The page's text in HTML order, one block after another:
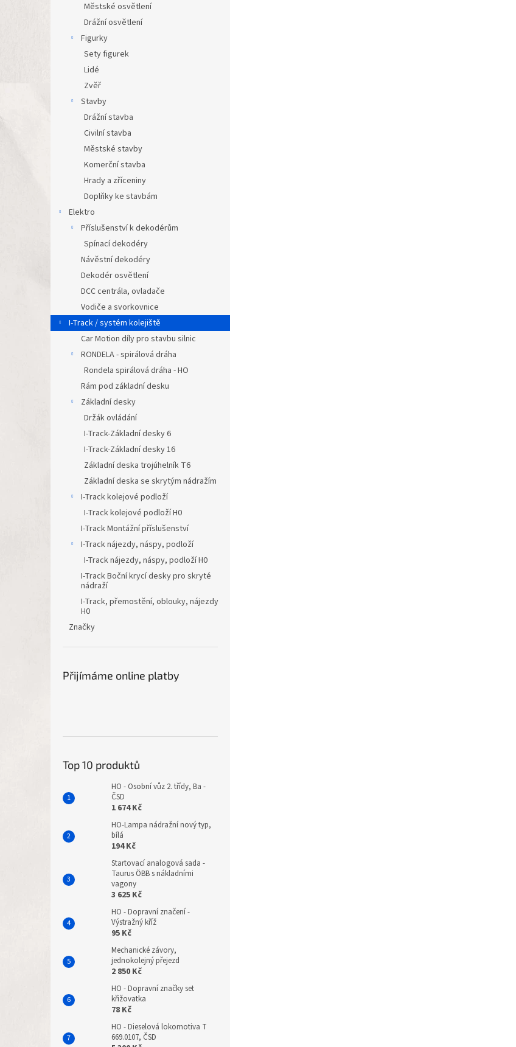
Městské osvětlení
Drážní osvětlení
Figurky
Sety figurek
Lidé
Zvěř
Stavby
Drážní stavba
Civilní stavba
Městské stavby
Komerční stavba
Hrady a zříceniny
Doplňky ke stavbám
Elektro
Příslušenství k dekodérům
Spínací dekodéry
Návěstní dekodéry
Dekodér osvětlení
DCC centrála, ovladače
Vodiče a svorkovnice
I-Track / systém kolejiště
Car Motion díly pro stavbu silnic
RONDELA - spirálová dráha
Rondela spirálová dráha - HO
Rám pod základní desku
Základní desky
Držák ovládání
I-Track-Základní desky 6
I-Track-Základní desky 16
Základní deska trojúhelník T6
Základní deska se skrytým nádražím
I-Track kolejové podloží
I-Track kolejové podloží H0
I-Track Montážní příslušenství
I-Track nájezdy, náspy, podloží
I-Track nájezdy, náspy, podloží H0
I-Track Boční krycí desky pro skryté
nádraží
I-Track, přemostění, oblouky, nájezdy
H0
Značky
Přijímáme online platby
Top 10 produktů
HO - Osobní vůz 2. třídy, Ba -
ČSD
1 674 Kč
HO-Lampa nádražní nový typ,
bílá
194 Kč
Startovací analogová sada -
Taurus ÖBB s nákladními
vagony
3 625 Kč
HO - Dopravní značení -
Výstražný kříž
95 Kč
Mechanické závory,
jednokolejný přejezd
2 850 Kč
HO - Dopravní značky set
křižovatka
78 Kč
HO - Dieselová lokomotiva T
669.0107, ČSD